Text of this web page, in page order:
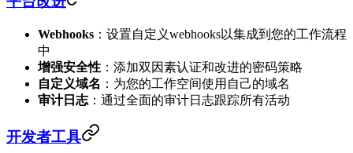
Webhooks ：设置自定义webhooks以集成到您的工作流程
中
增强安全性 ：添加双因素认证和改进的密码策略
自定义域名 ：为您的工作空间使用自己的域名
审计日志 ：通过全面的审计日志跟踪所有活动
开发者工具